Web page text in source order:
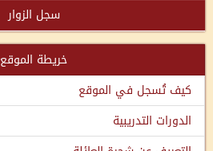
سجل الزوار
خريطة الموقع
كيف تُسجل في الموقع
الدورات التدريبية